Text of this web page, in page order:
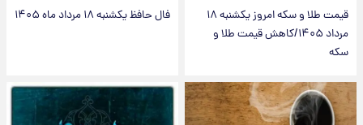
قیمت طلا و سکه امروز یکشنبه ۱۸
مرداد ۱۴۰۵/کاهش قیمت طلا و
سکه
فال حافظ یکشنبه ۱۸ مرداد ماه ۱۴۰۵